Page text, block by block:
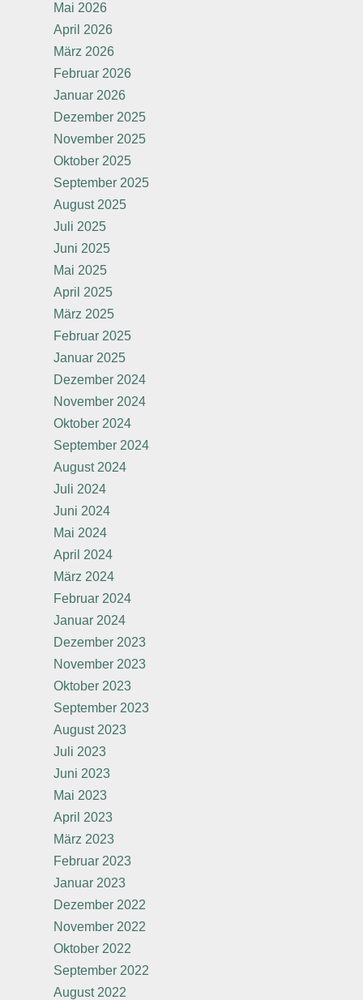
Mai 2026
April 2026
März 2026
Februar 2026
Januar 2026
Dezember 2025
November 2025
Oktober 2025
September 2025
August 2025
Juli 2025
Juni 2025
Mai 2025
April 2025
März 2025
Februar 2025
Januar 2025
Dezember 2024
November 2024
Oktober 2024
September 2024
August 2024
Juli 2024
Juni 2024
Mai 2024
April 2024
März 2024
Februar 2024
Januar 2024
Dezember 2023
November 2023
Oktober 2023
September 2023
August 2023
Juli 2023
Juni 2023
Mai 2023
April 2023
März 2023
Februar 2023
Januar 2023
Dezember 2022
November 2022
Oktober 2022
September 2022
August 2022